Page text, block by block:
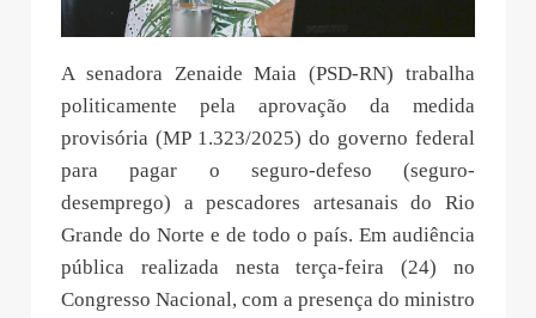
A senadora Zenaide Maia (PSD-RN) trabalha
politicamente pela aprovação da medida
provisória (MP 1.323/2025) do governo federal
para pagar o seguro-defeso (seguro-
desemprego) a pescadores artesanais do Rio
Grande do Norte e de todo o país. Em audiência
pública realizada nesta terça-feira (24) no
Congresso Nacional, com a presença do ministro